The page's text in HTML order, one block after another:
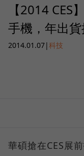
【2014
手機，年出
2014.01.07|科技
華碩搶在CES展